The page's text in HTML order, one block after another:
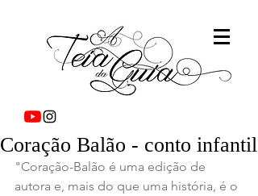
Coração Balão - conto infantil
"Coração-Balão é uma edição de
autora e, mais do que uma história, é o